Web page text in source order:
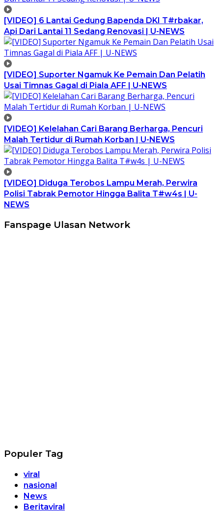
[VIDEO] 6 Lantai Gedung Bapenda DKI T#rbakar,
Api Dari Lantai 11 Sedang Renovasi | U-NEWS
[VIDEO] Suporter Ngamuk Ke Pemain Dan Pelatih
Usai Timnas Gagal di Piala AFF | U-NEWS
[VIDEO] Kelelahan Cari Barang Berharga, Pencuri
Malah Tertidur di Rumah Korban | U-NEWS
[VIDEO] Diduga Terobos Lampu Merah, Perwira
Polisi Tabrak Pemotor Hingga Balita T#w4s | U-
NEWS
Fanspage Ulasan Network
Populer Tag
viral
nasional
News
Beritaviral